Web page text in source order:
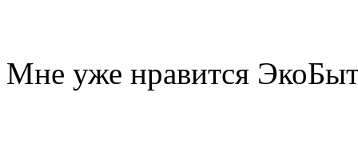
Мне уже нравится